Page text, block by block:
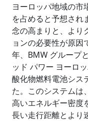
ヨーロッパ地域の市
を占めると予想され
念の高まりと、より
ョンの必要性が原
年、BMW グループと
ッド パワー ヨーロ
酸化物燃料電池シス
た。このシステムは
高いエネルギー密度
長い走行距離とより